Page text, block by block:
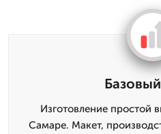
Изготовление простой
Самаре. Макет,